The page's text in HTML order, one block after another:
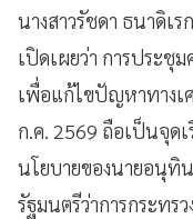
นางสาวรัชดา ธนาดิเ
เปิดเผยว่า การประชุ
เพื่อแก้ไขปัญหาทางเ
ก.ค. 2569 ถือเป็นจุด
นโยบายของนายอนุทิ
รัฐมนตรีว่าการกระทร